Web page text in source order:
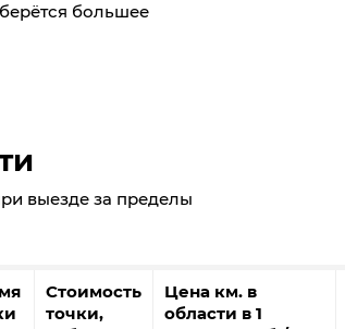
большее
выезде за пределы
Стоимость
точки,
Цена км. в
области в 1